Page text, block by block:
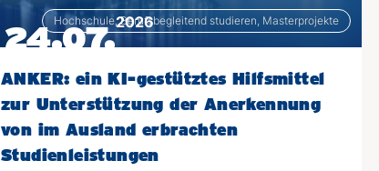
Hochschule, Berufsbegleitend studieren, Masterprojekte
24.07.2026
ANKER: ein KI-gestütztes Hilfsmittel
zur Unterstützung der Anerkennung
von im Ausland erbrachten
Studienleistungen